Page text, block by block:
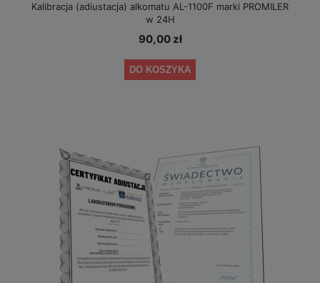
Kalibracja (adiustacja) alkomatu AL-1100F marki PROMILER
w 24H
90,00 zł
DO KOSZYKA